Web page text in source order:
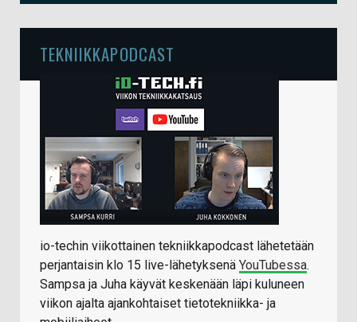
TEKNIIKKAPODCAST
io-techin viikottainen tekniikkapodcast lähetetään
perjantaisin klo 15 live-lähetyksenä YouTubessa.
Sampsa ja Juha käyvät keskenään läpi kuluneen
viikon ajalta ajankohtaiset tietotekniikka- ja